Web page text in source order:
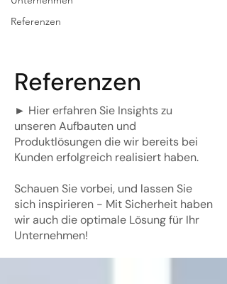
Referenzen
Referenzen
► Hier erfahren Sie Insights zu
unseren Aufbauten und
Produktlösungen die wir bereits bei
Kunden erfolgreich realisiert haben.
Schauen Sie vorbei, und lassen Sie
sich inspirieren - Mit Sicherheit haben
wir auch die optimale Lösung für Ihr
Unternehmen!